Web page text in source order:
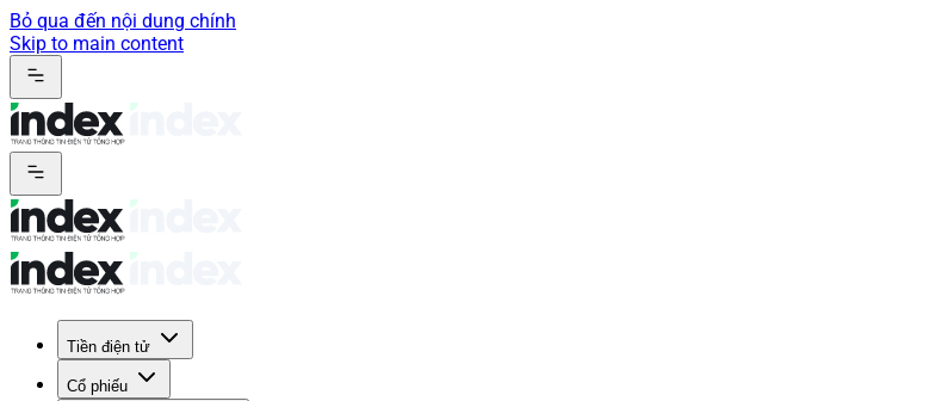
Bỏ qua đến nội dung chính
Skip to main content
Tiền điện tử
Cổ phiếu